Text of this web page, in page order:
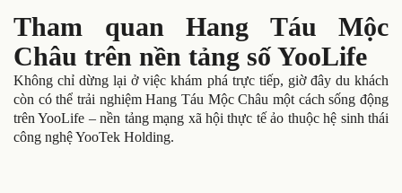
Tham quan Hang Táu Mộc
Châu trên nền tảng số YooLife
Không chỉ dừng lại ở việc khám phá trực tiếp, giờ đây du khách
còn có thể trải nghiệm Hang Táu Mộc Châu một cách sống động
trên YooLife – nền tảng mạng xã hội thực tế ảo thuộc hệ sinh thái
công nghệ YooTek Holding.